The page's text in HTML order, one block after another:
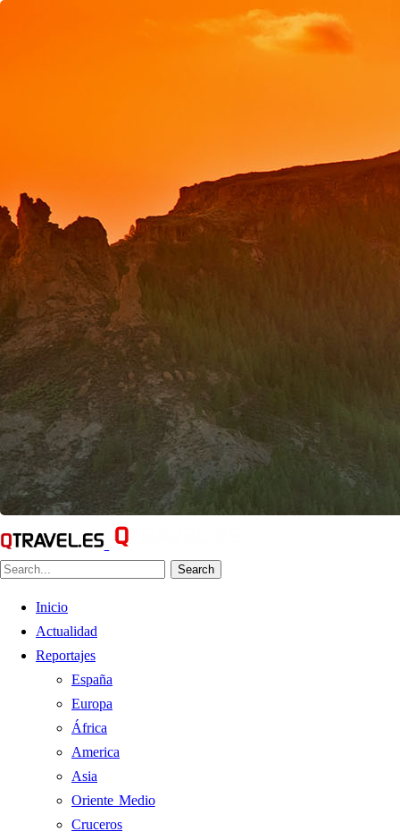
Search
Inicio
Actualidad
Reportajes
España
Europa
África
America
Asia
Oriente Medio
Cruceros